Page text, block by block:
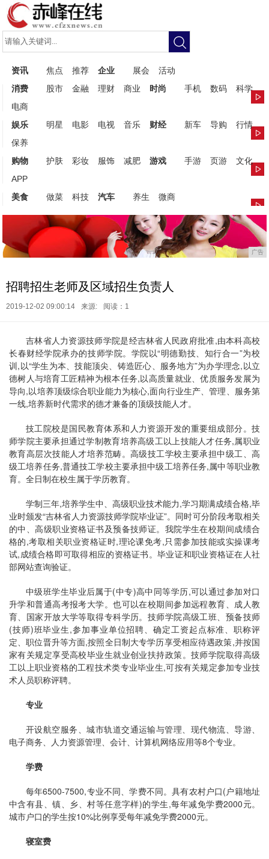
资讯 焦点 推荐 企业 展会
活动
消费
股市 金融 理财 商业 时尚 手机 数码
科学
电商
娱乐
明星 电影 电视 音乐 财经 新车 导购
行情
保养
购物
护肤 彩妆 服饰 减肥 游戏 手游 页游
文化
APP
美食
做菜 科技 汽车 养生 微商
广告
招聘招生老师及区域招生负责人
2019-12-02 09:00:14 来源: 阅读：1
吉林省人力资源技师学院是经吉林省人民政府批准,由本科高校
长春财经学院承办的技师学院。学院以“明德勤技、知行合一”为校
训,以“学生为本、技能顶尖、铸造匠心、服务地方”为办学理念,以立
德树人与培育工匠精神为根本任务,以高质量就业、优质服务发展为
导向,以培养顶级综合职业能力为核心,面向行业生产、管理、服务第
一线,培养新时代需求的德才兼备的顶级技能人才。
技工院校是国民教育体系和人力资源开发的重要组成部分。技
师学院主要承担通过学制教育培养高级工以上技能人才任务,属职业
教育高层次技能人才培养范畴。高级技工学校主要承担中级工、高
级工培养任务,普通技工学校主要承担中级工培养任务,属中等职业教
育。全日制在校生属于学历教育。
学制三年,培养学生中、高级职业技术能力,学习期满成绩合格,毕
业时颁发“吉林省人力资源技师学院毕业证”。同时可分阶段考取相关
的中、高级职业资格证书及预备技师证。我院学生在校期间成绩合
格的,考取相关职业资格证时,理论课免考,只需参加技能或实操课考
试,成绩合格即可取得相应的资格证书。毕业证和职业资格证在人社
部网站查询验证。
中级班学生毕业后属于(中专)高中同等学历,可以通过参加对口
升学和普通高考报考大学。也可以在校期间参加远程教育、成人教
育、国家开放大学等取得专科学历。技师学院高级工班、预备技师
(技师)班毕业生,参加事业单位招聘、确定工资起点标准、职称评
定、职位晋升等方面,按照全日制大专学历享受相应待遇政策,并按国
家有关规定享受高校毕业生就业创业扶持政策。技师学院取得高级
工以上职业资格的工程技术类专业毕业生,可按有关规定参加专业技
术人员职称评聘。
专业
开设航空服务、城市轨道交通运输与管理、现代物流、导游、
电子商务、人力资源管理、会计、计算机网络应用等8个专业。
学费
每年6500-7500,专业不同、学费不同。具有农村户口(户籍地址
中含有县、镇、乡、村等任意字样)的学生,每年减免学费2000元。
城市户口的学生按10%比例享受每年减免学费2000元。
寝室费